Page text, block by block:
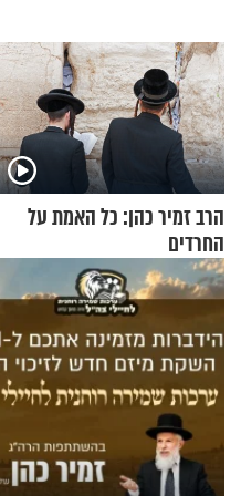
הרב זמיר כהן: כל האמת על
החרדים